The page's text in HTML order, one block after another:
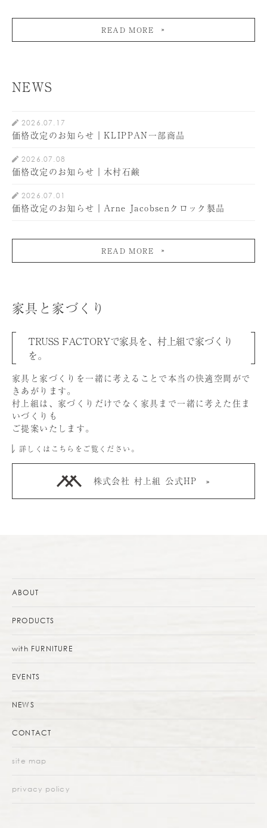
READ MORE
NEWS
2026.07.17
価格改定のお知らせ｜KLIPPAN一部商品
2026.07.08
価格改定のお知らせ｜木村石鹸
2026.07.01
価格改定のお知らせ｜Arne Jacobsenクロック製品
READ MORE
家具と家づくり
TRUSS FACTORYで家具を、村上組で家づくり
を。
家具と家づくりを⼀緒に考えることで本当の快適空間がで
きあがります。
村上組は、家づくりだけでなく家具まで⼀緒に考えた住ま
いづくりも
ご提案いたします。
詳しくはこちらをご覧ください。
株式会社 村上組 公式HP
ABOUT
PRODUCTS
with FURNITURE
EVENTS
NEWS
CONTACT
site map
privacy policy